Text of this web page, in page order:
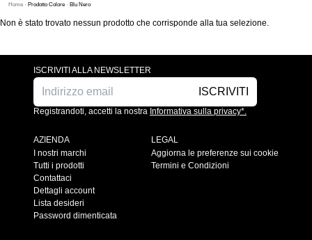
Home · Prodotto Colore · Blu Nero
Non è stato trovato nessun prodotto che corrisponde alla tua selezione.
ISCRIVITI ALLA NEWSLETTER
ISCRIVITI
Registrandoti, accetti la nostra Informativa sulla privacy*.
AZIENDA
I nostri marchi
Tutti i prodotti
Contattaci
Dettagli account
Lista desideri
Password dimenticata
LEGAL
Aggiorna le preferenze sui cookie
Termini e Condizioni